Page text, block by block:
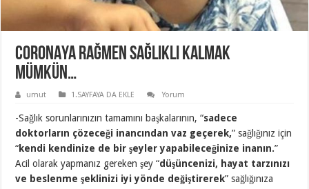
CORONAYA RAĞMEN SAĞLIKLI KALMAK
MÜMKÜN…
umut 1.SAYFAYA DA EKLE Yorum
-Sağlık sorunlarınızın tamamını başkalarının, “sadece
doktorların çözeceği inancından vaz geçerek,” sağlığınız için
“kendi kendinize de bir şeyler yapabileceğinize inanın.”
Acil olarak yapmanız gereken şey “düşüncenizi, hayat tarzınızı
ve beslenme şeklinizi iyi yönde değiştirerek” sağlığınıza